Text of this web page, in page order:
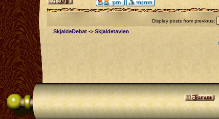
Display posts from previous:
SkjaldeDebat -> Skjaldetavlen